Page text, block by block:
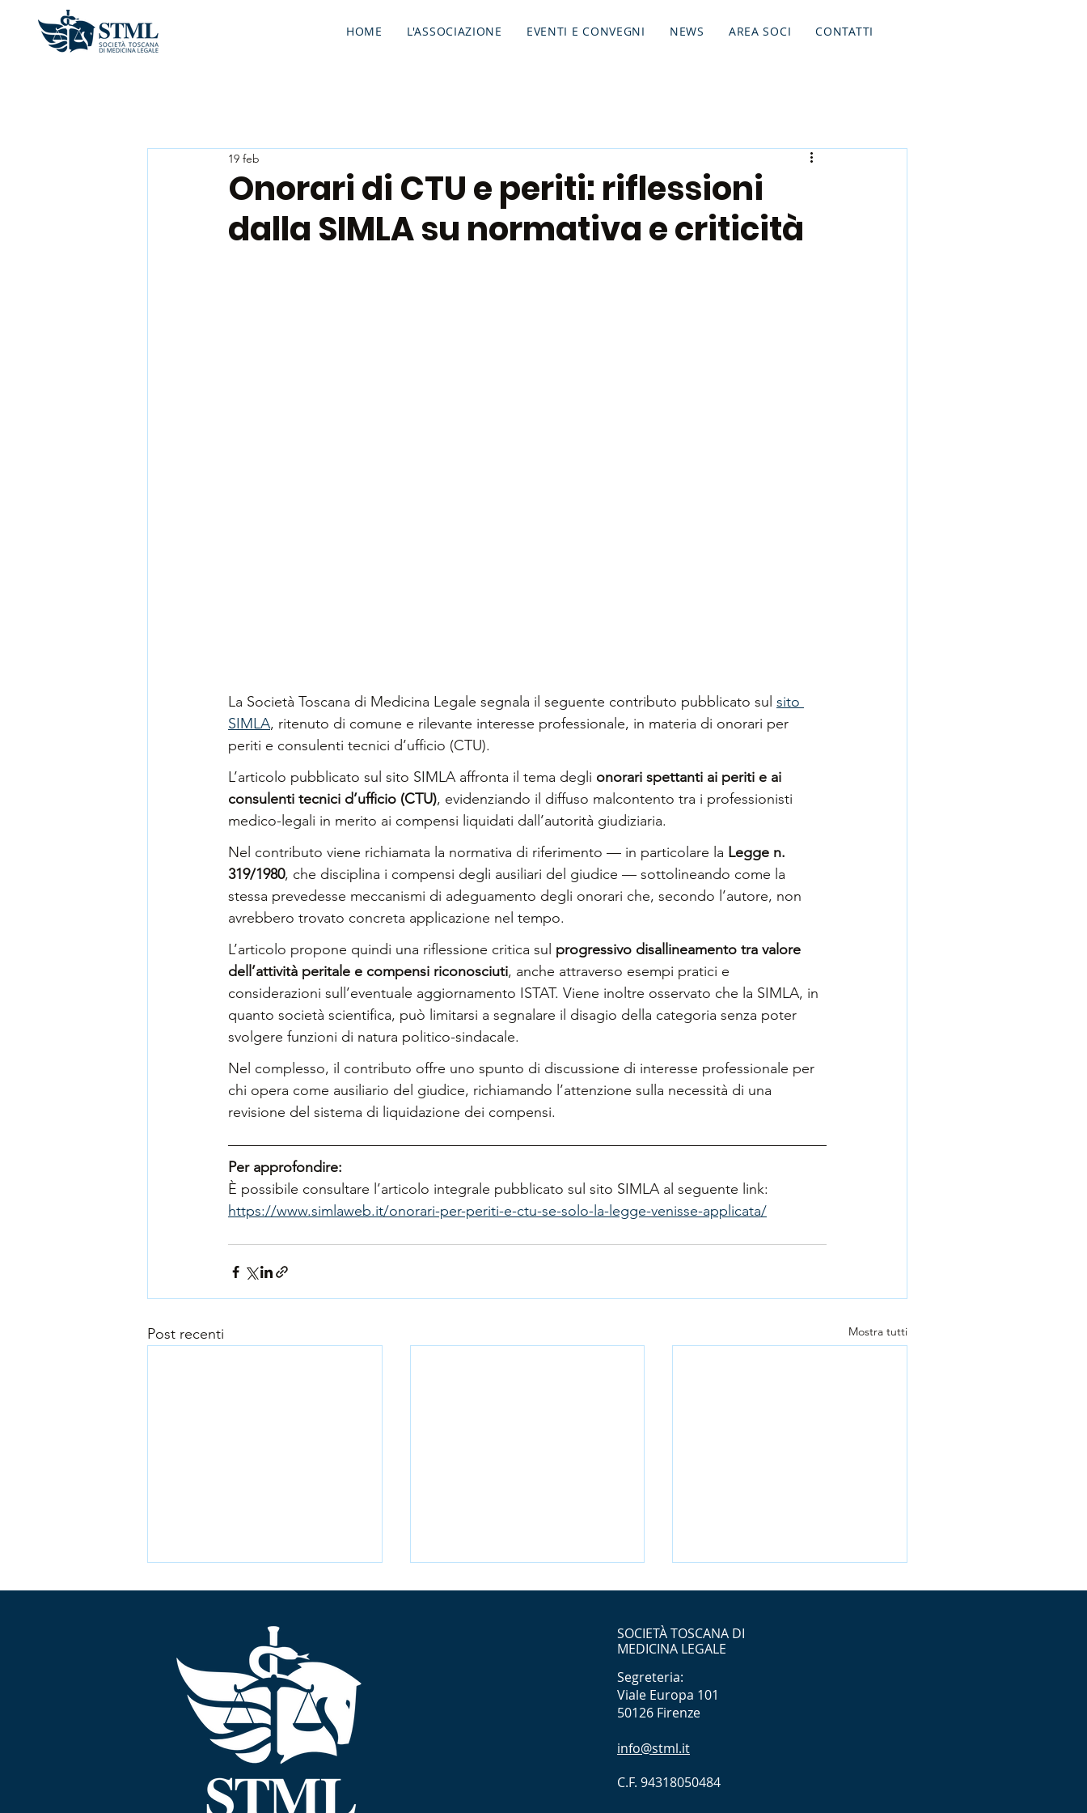
HOME L'ASSOCIAZIONE EVENTI E CONVEGNI NEWS AREA SOCI CONTATTI
Onorari di CTU e periti: riflessioni
dalla SIMLA su normativa e criticità
19 feb
La Società Toscana di Medicina Legale segnala il seguente contributo pubblicato sul sito
SIMLA, ritenuto di comune e rilevante interesse professionale, in materia di onorari per
periti e consulenti tecnici d’ufficio (CTU).
L’articolo pubblicato sul sito SIMLA affronta il tema degli onorari spettanti ai periti e ai
consulenti tecnici d’ufficio (CTU), evidenziando il diffuso malcontento tra i professionisti
medico-legali in merito ai compensi liquidati dall’autorità giudiziaria.
Nel contributo viene richiamata la normativa di riferimento — in particolare la Legge n.
319/1980, che disciplina i compensi degli ausiliari del giudice — sottolineando come la
stessa prevedesse meccanismi di adeguamento degli onorari che, secondo l’autore, non
avrebbero trovato concreta applicazione nel tempo.
L’articolo propone quindi una riflessione critica sul progressivo disallineamento tra valore
dell’attività peritale e compensi riconosciuti, anche attraverso esempi pratici e
considerazioni sull’eventuale aggiornamento ISTAT. Viene inoltre osservato che la SIMLA, in
quanto società scientifica, può limitarsi a segnalare il disagio della categoria senza poter
svolgere funzioni di natura politico-sindacale.
Nel complesso, il contributo offre uno spunto di discussione di interesse professionale per
chi opera come ausiliario del giudice, richiamando l’attenzione sulla necessità di una
revisione del sistema di liquidazione dei compensi.
Per approfondire:
È possibile consultare l’articolo integrale pubblicato sul sito SIMLA al seguente link:
https://www.simlaweb.it/onorari-per-periti-e-ctu-se-solo-la-legge-venisse-applicata/
Post recenti Mostra tutti
Il contributo del
Consigliere della Corte
di Cassazione Marco
Rossetti al Convegno
Lettera del Presidente
SOCIETÀ TOSCANA DI
MEDICINA LEGALE
Segreteria:
Viale Europa 101
50126 Firenze
info@stml.it
C.F. 94318050484